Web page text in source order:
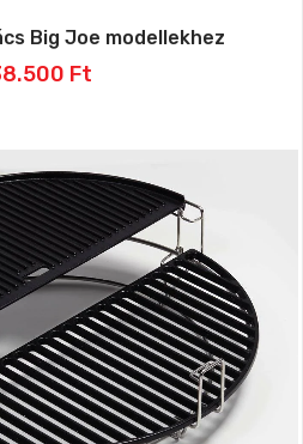
Big Joe modellekhez
Ft